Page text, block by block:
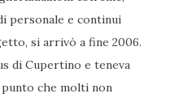
personale e continui
si arrivò a fine 2006.
di Cupertino e teneva
che molti non